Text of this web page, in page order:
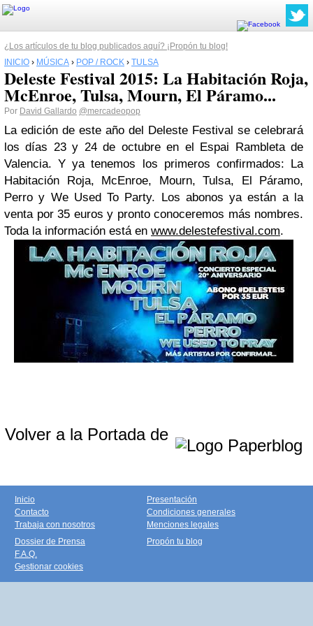
¿Los artículos de tu blog publicados aquí? ¡Propón tu blog!
INICIO › MÚSICA › POP / ROCK › TULSA
Deleste Festival 2015: La Habitación Roja,
McEnroe, Tulsa, Mourn, El Páramo...
Por David Gallardo @mercadeopop
La edición de este año del Deleste Festival se celebrará
los días 23 y 24 de octubre en el Espai Rambleta de
Valencia. Y ya tenemos los primeros confirmados: La
Habitación Roja, McEnroe, Mourn, Tulsa, El Páramo,
Perro y We Used To Party. Los abonos ya están a la
venta por 35 euros y pronto conoceremos más nombres.
Toda la información está en www.delestefestival.com.
Volver a la Portada de
Inicio
Contacto
Trabaja con nosotros
Presentación
Condiciones generales
Menciones legales
Dossier de Prensa
F.A.Q.
Gestionar cookies
Propón tu blog